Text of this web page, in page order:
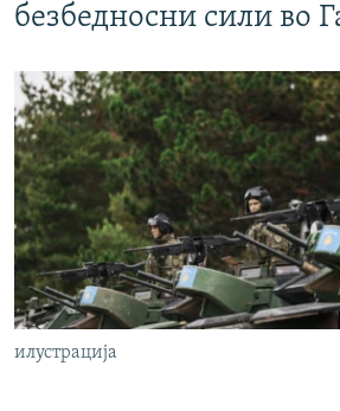
безбедносни сили во
илустрација